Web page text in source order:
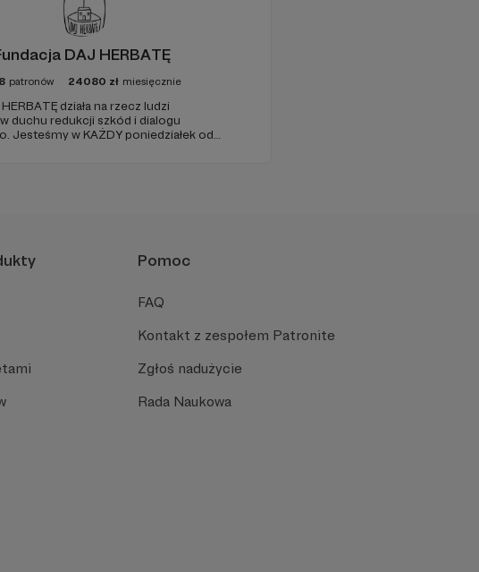
DAJ HERBATĘ
patronów 24080 zł miesięcznie
działa na rzecz ludzi
duchu redukcji szkód i dialogu
Jesteśmy w KAŻDY poniedziałek od
Pomoc
FAQ
Kontakt z zespołem Patronite
Zgłoś nadużycie
Rada Naukowa